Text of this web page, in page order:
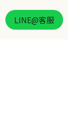
LINE@客服